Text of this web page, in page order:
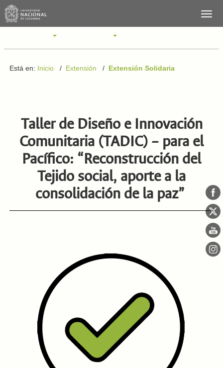
Está en: Inicio/ Extensión / Extensión Solidaria
Taller de Diseño e Innovación
Comunitaria (TADIC) – para el
Pacífico: “Reconstrucción del
Tejido social, aporte a la
consolidación de la paz”